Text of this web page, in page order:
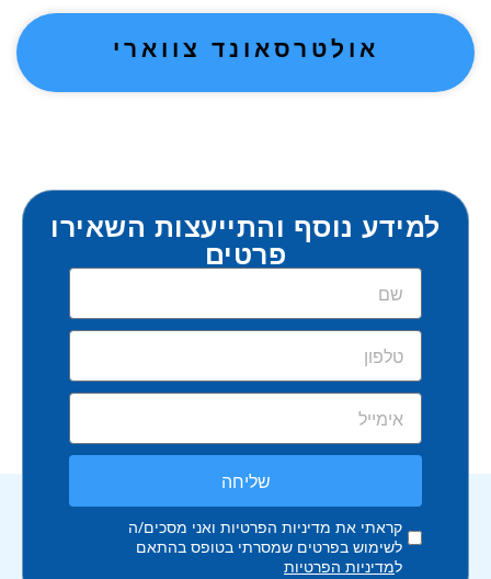
אולטרסאונד צווארי
למידע נוסף והתייעצות השאירו
פרטים
קראתי את מדיניות הפרטיות ואני מסכים/ה
לשימוש בפרטים שמסרתי בטופס בהתאם
למדיניות הפרטיות
שליחה